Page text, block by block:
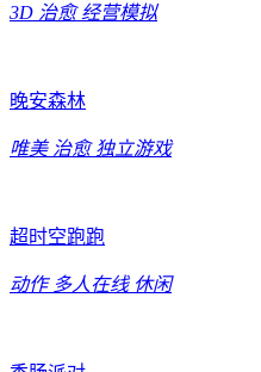
3D 治愈 经营模拟
晚安森林
唯美 治愈 独立游戏
超时空跑跑
动作 多人在线 休闲